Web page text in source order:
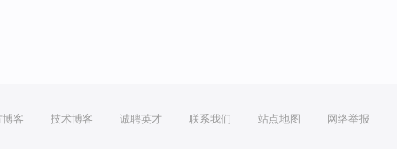
博客 技术博客 诚聘英才 联系我们 站点地图 网络举报